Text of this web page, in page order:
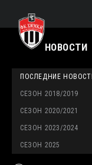
НОВОСТИ
ПОСЛЕДНИЕ
СЕЗОН 2018/2019
СЕЗОН 2020/2021
СЕЗОН 2023/2024
СЕЗОН 2025